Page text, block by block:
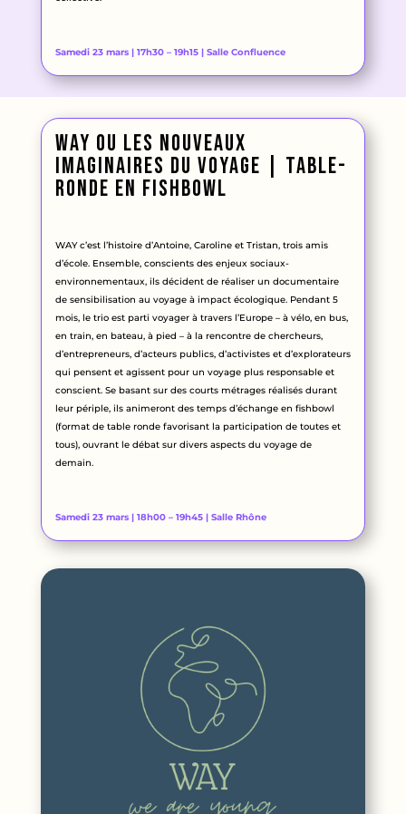
Samedi 23 mars | 17h30 – 19h15 | Salle Confluence
way ou les nouveaux
imaginaires du voyage | table-
ronde en fishbowl
WAY c’est l’histoire d’Antoine, Caroline et Tristan, trois amis
d’école. Ensemble, conscients des enjeux sociaux-
environnementaux, ils décident de réaliser un documentaire
de sensibilisation au voyage à impact écologique. Pendant 5
mois, le trio est parti voyager à travers l’Europe – à vélo, en bus,
en train, en bateau, à pied – à la rencontre de chercheurs,
d’entrepreneurs, d’acteurs publics, d’activistes et d’explorateurs
qui pensent et agissent pour un voyage plus responsable et
conscient. Se basant sur des courts métrages réalisés durant
leur périple, ils animeront des temps d’échange en fishbowl
(format de table ronde favorisant la participation de toutes et
tous), ouvrant le débat sur divers aspects du voyage de
demain.
Samedi 23 mars | 18h00 – 19h45 | Salle Rhône